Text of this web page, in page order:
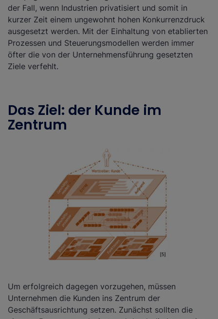
der Fall, wenn Industrien privatisiert und somit in
kurzer Zeit einem ungewohnt hohen Konkurrenzdruck
ausgesetzt werden. Mit der Einhaltung von etablierten
Prozessen und Steuerungsmodellen werden immer
öfter die von der Unternehmensführung gesetzten
Ziele verfehlt.
Das Ziel: der Kunde im
Zentrum
Um erfolgreich dagegen vorzugehen, müssen
Unternehmen die Kunden ins Zentrum der
Geschäftsausrichtung setzen. Zunächst sollten die